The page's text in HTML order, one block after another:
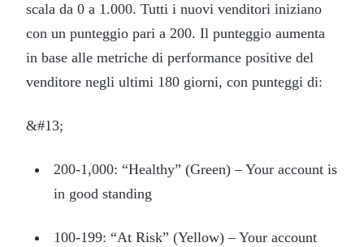
scala da 0 a 1.000. Tutti i nuovi venditori iniziano
con un punteggio pari a 200. Il punteggio aumenta
in base alle metriche di performance positive del
venditore negli ultimi 180 giorni, con punteggi di:
&#13;
200-1,000: “Healthy” (Green) – Your account is
in good standing
100-199: “At Risk” (Yellow) – Your account